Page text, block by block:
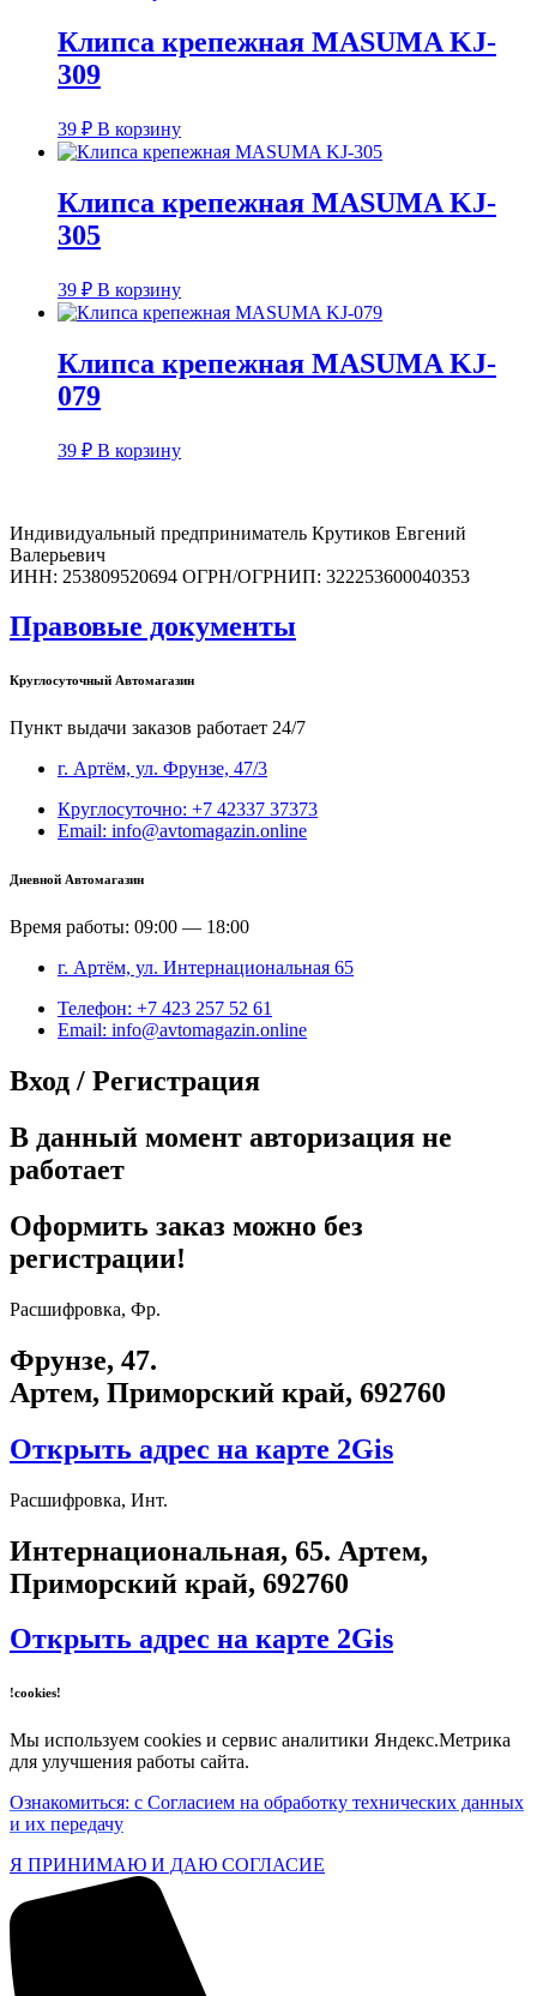
Клипса крепежная MASUMA KJ-
309
39 ₽ В корзину
Клипса крепежная MASUMA KJ-
305
39 ₽ В корзину
Клипса крепежная MASUMA KJ-
079
39 ₽ В корзину
Индивидуальный предприниматель Крутиков Евгений
Валерьевич
ИНН: 253809520694 ОГРН/ОГРНИП: 322253600040353
Правовые документы
Круглосуточный Автомагазин
Пункт выдачи заказов работает 24/7
г. Артём, ул. Фрунзе, 47/3
Круглосуточно: +7 42337 37373
Email: info@avtomagazin.online
Дневной Автомагазин
Время работы: 09:00 — 18:00
г. Артём, ул. Интернациональная 65
Телефон: +7 423 257 52 61
Email: info@avtomagazin.online
Вход / Регистрация
В данный момент авторизация не
работает
Оформить заказ можно без
регистрации!
Расшифровка, Фр.
Фрунзе, 47.
Артем, Приморский край, 692760
Открыть адрес на карте 2Gis
Расшифровка, Инт.
​Интернациональная, 65​. Артем,
Приморский край, 692760
Открыть адрес на карте 2Gis
!cookies!
Мы используем cookies и сервис аналитики Яндекс.Метрика
для улучшения работы сайта.
Ознакомиться: с Согласием на обработку технических данных
и их передачу
Я ПРИНИМАЮ И ДАЮ СОГЛАСИЕ